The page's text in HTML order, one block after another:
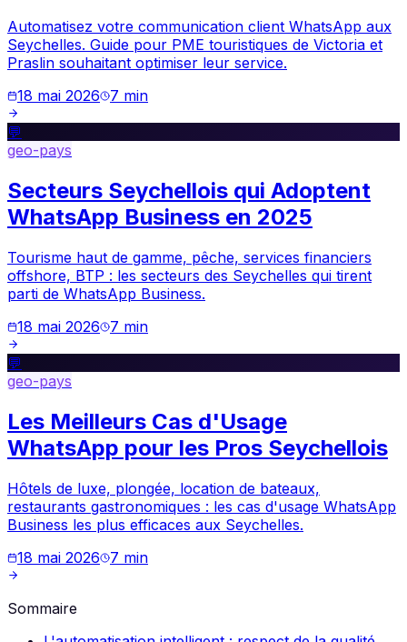
Automatisez votre communication client WhatsApp aux
Seychelles. Guide pour PME touristiques de Victoria et
Praslin souhaitant optimiser leur service.
18 mai 2026
7 min
💬
geo-pays
Secteurs Seychellois qui Adoptent
WhatsApp Business en 2025
Tourisme haut de gamme, pêche, services financiers
offshore, BTP : les secteurs des Seychelles qui tirent
parti de WhatsApp Business.
18 mai 2026
7 min
💬
geo-pays
Les Meilleurs Cas d'Usage
WhatsApp pour les Pros Seychellois
Hôtels de luxe, plongée, location de bateaux,
restaurants gastronomiques : les cas d'usage WhatsApp
Business les plus efficaces aux Seychelles.
18 mai 2026
7 min
Sommaire